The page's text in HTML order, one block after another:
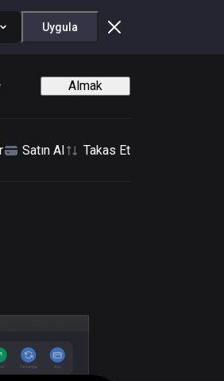
Uygula
Almak
Satın Al Takas Et